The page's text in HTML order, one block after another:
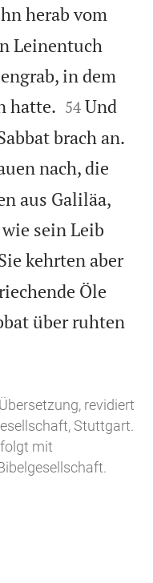
herab vom
Leinentuch
in dem
hatte. 

54 Und
brach an.
nach, die
aus Galiläa,
sein Leib
kehrten aber
Öle
über ruhten
revidiert
Stuttgart.
mit